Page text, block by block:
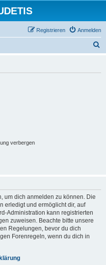
Anmelden
Registrieren
verbergen
um dich anmelden zu können. Die
erledigt und ermöglicht dir, auf
Administration kann registrierten
zuweisen. Beachte bitte unsere
Regelungen, bevor du dich
Forenregeln, wenn du dich in